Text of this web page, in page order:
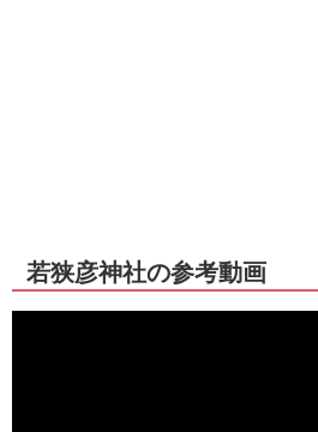
若狭彦神社の参考動画